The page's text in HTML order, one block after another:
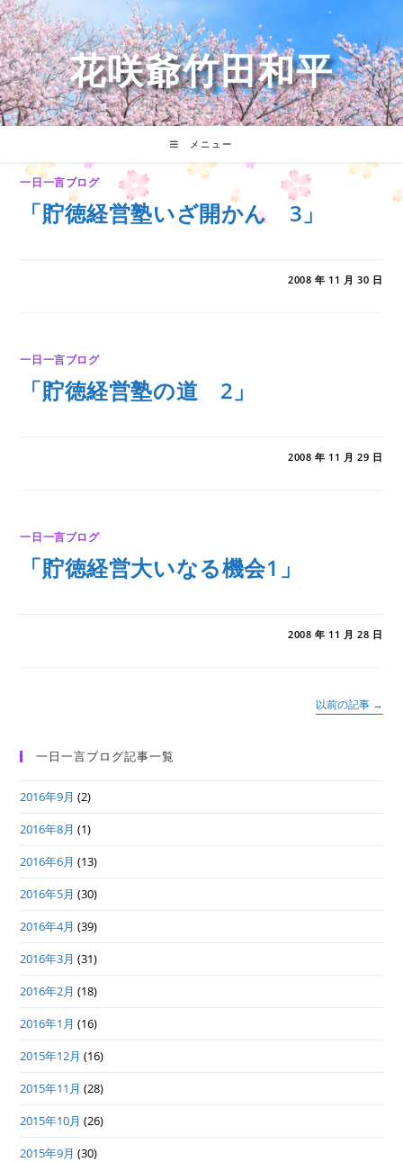
コ
ン
テ
ン
ツ
へ
ス
花咲爺竹田和平
メニュー
一日一言ブログ
「貯徳経営塾いざ開かん 3」
2008 年 11 月 30 日
一日一言ブログ
「貯徳経営塾の道 2」
2008 年 11 月 29 日
一日一言ブログ
「貯徳経営大いなる機会1」
2008 年 11 月 28 日
以前の記事 →
一日一言ブログ記事一覧
2016年9月 (2)
2016年8月 (1)
2016年6月 (13)
2016年5月 (30)
2016年4月 (39)
2016年3月 (31)
2016年2月 (18)
2016年1月 (16)
2015年12月 (16)
2015年11月 (28)
2015年10月 (26)
2015年9月 (30)